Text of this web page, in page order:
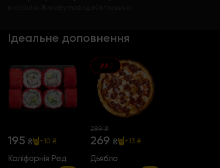
Ідеальне доповнення
195 ₴ +10 ₴
Каліфорнія Ред
289 ₴
269 ₴ +13 ₴
Дьябло